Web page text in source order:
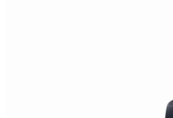
Fabricante profissional de motor
O motor ebike com engrenagem BLDC de